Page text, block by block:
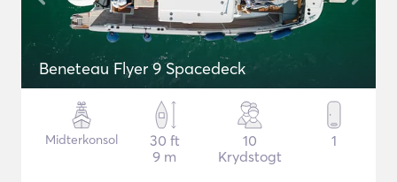
Beneteau Flyer 9 Spacedeck
Midterkonsol
30 ft
9 m
10
Krydstogt
1